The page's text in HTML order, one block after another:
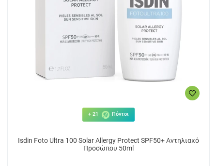
+ 21 Πόντοι
Isdin Foto Ultra 100 Solar Allergy Protect SPF50+ Αντηλιακό
Προσώπου 50ml